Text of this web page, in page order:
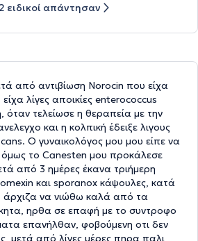
2 ειδικοί απάντησαν
από αντιβίωση Norocin που είχα
λίγες αποικίες enterococcus
όταν τελείωσε η θεραπεία με την
και η κολπική έδειξε λιγους
Ο γυναικολόγος μου μου είπε να
το Canesten μου προκάλεσε
από 3 ημέρες έκανα τριήμερη
και sporanox κάψουλες, κατά
άρχιζα να νιώθω καλά από τα
ηρθα σε επαφή με το συντροφο
επανήλθαν, φοβούμενη οτι δεν
μετά από λίγες μέρες πηρα παλι